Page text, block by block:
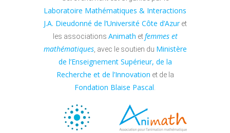
Laboratoire Mathématiques & Interactions
J.A. Dieudonné de l’Université Côte d’Azuret
les associations Animath etfemmes et
mathématiques, avec le soutien du Ministère
de l’Enseignement Supérieur, de la
Recherche et de l’Innovation et de la
Fondation Blaise Pascal